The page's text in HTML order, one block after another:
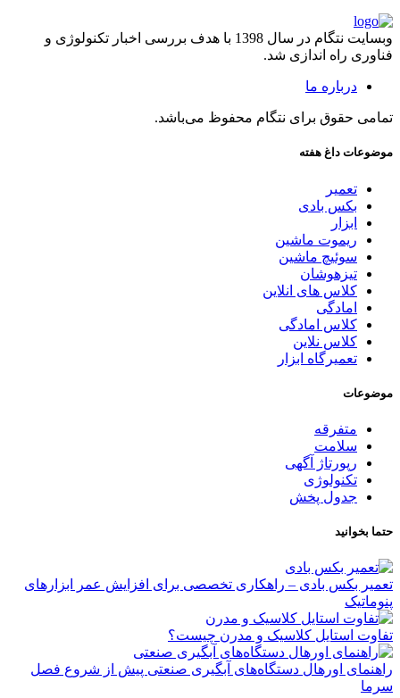
وبسایت نتگام در سال 1398 با هدف بررسی اخبار تکنولوژی و
فناوری راه اندازی شد.
درباره ما
تمامی حقوق برای نتگام محفوظ می‌باشد.
موضوعات داغ هفته
تعمیر
بکس بادی
ابزار
ریموت ماشین
سوئیچ ماشین
تیزهوشان
کلاس های انلاین
امادگی
کلاس امادگی
کلاس نلاین
تعمیرگاه ابزار
موضوعات
متفرقه
سلامت
رپورتاژ آگهی
تکنولوژی
جدول پخش
حتما بخوانید
تعمیر بکس بادی – راهکاری تخصصی برای افزایش عمر ابزارهای
پنوماتیک
تفاوت استایل کلاسیک و مدرن چیست؟
راهنمای اورهال دستگاه‌های آبگیری صنعتی پیش از شروع فصل
سرما